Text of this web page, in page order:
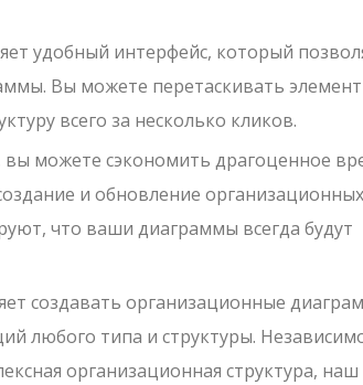
удобный интерфейс, который
Вы можете перетаскивать
всего за несколько кликов.
можете сэкономить драгоценное
и обновление организационных
что ваши диаграммы всегда будут
создавать организационные
любого типа и структуры.
организационная структура, наш